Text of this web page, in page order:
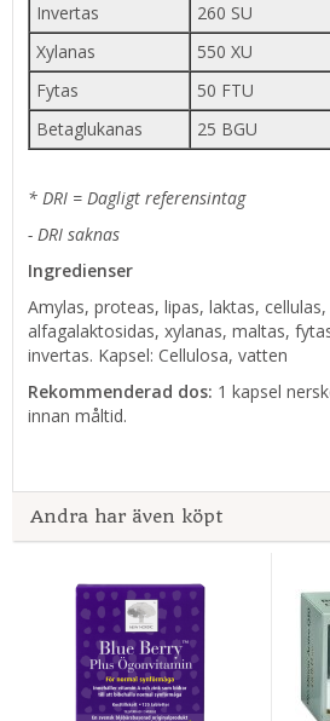
Invertas
260 SU
Xylanas
550 XU
Fytas
50 FTU
Betaglukanas
25 BGU
* DRI = Dagligt referensintag
- DRI saknas
Ingredienser
Amylas, proteas, lipas, laktas,
alfagalaktosidas, xylanas, maltas,
invertas. Kapsel: Cellulosa, vatten
Rekommenderad dos: 1 kapsel
innan måltid.
Andra har även köpt